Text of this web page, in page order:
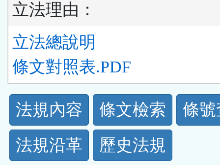
立法理由：
立法總說明
條文對照表.PDF
法
規
功
法規內容 條文檢索
條
法規沿革
歷史法規